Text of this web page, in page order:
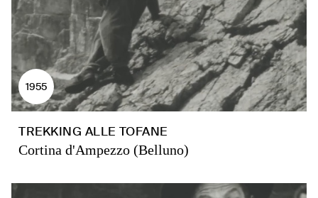
1955
TREKKING ALLE TOFANE
Cortina d'Ampezzo (Belluno)